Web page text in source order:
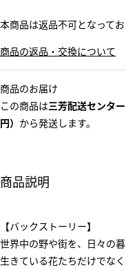
本商品は返品不可となって
商品の返品・交換について
商品のお届け
この商品は三芳配送センタ
円） から発送します。
商品説明
【バックストーリー】
世界中の野や街を、日々の
生きている花たちだけでな